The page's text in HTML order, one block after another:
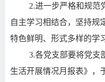
2.进一步严格和规范
自主学习相结合，坚持规
特色鲜明、形式多样的学
3.各党支部要将党支
生活开展情况月报表》，